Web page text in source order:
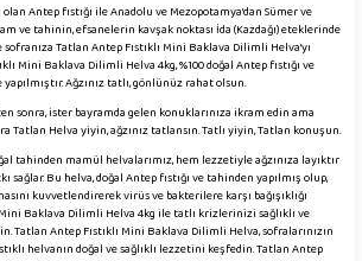
Antep fıstığı ile Anadolu ve Mezopotamya’dan Sümer ve
ve tahinin, efsanelerin kavşak noktası İda (Kazdağı) eteklerinde
Tatlan Antep Fıstıklı Mini Baklava Dilimli Helva’yı
Mini Baklava Dilimli Helva 4kg, %100 doğal Antep fıstığı ve
Ağzınız tatlı, gönlünüz rahat olsun.
sonra, ister bayramda gelen konuklarınıza ikram edin ama
Tatlan Helva yiyin, ağzınız tatlansın. Tatlı yiyin, Tatlan konuşun.
tahinden mamül helvalarımız, hem lezzetiyle ağzınıza layıktır
sağlar. Bu helva, doğal Antep fıstığı ve tahinden yapılmış olup,
kuvvetlendirerek virüs ve bakterilere karşı bağışıklığı
Mini Baklava Dilimli Helva 4kg ile tatlı krizlerinizi sağlıklı ve
Tatlan Antep Fıstıklı Mini Baklava Dilimli Helva, sofralarınızın
helvanın doğal ve sağlıklı lezzetini keşfedin. Tatlan Antep